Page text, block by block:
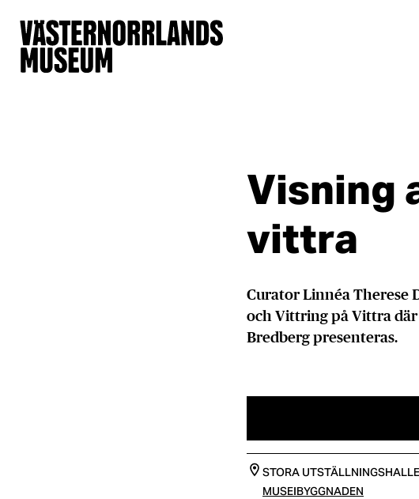
Visning
vittra
Curator Linnéa Therese
och Vittring på Vittra
Bredberg presenteras.
STORA
MUSEIBYGGNADEN